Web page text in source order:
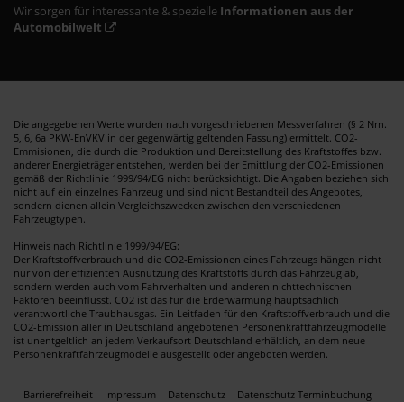
Wir sorgen für interessante & spezielle Informationen aus der
Automobilwelt
Die angegebenen Werte wurden nach vorgeschriebenen Messverfahren (§ 2 Nrn.
5, 6, 6a PKW-EnVKV in der gegenwärtig geltenden Fassung) ermittelt. CO2-
Emmisionen, die durch die Produktion und Bereitstellung des Kraftstoffes bzw.
anderer Energieträger entstehen, werden bei der Emittlung der CO2-Emissionen
gemäß der Richtlinie 1999/94/EG nicht berücksichtigt. Die Angaben beziehen sich
nicht auf ein einzelnes Fahrzeug und sind nicht Bestandteil des Angebotes,
sondern dienen allein Vergleichszwecken zwischen den verschiedenen
Fahrzeugtypen.
Hinweis nach Richtlinie 1999/94/EG:
Der Kraftstoffverbrauch und die CO2-Emissionen eines Fahrzeugs hängen nicht
nur von der effizienten Ausnutzung des Kraftstoffs durch das Fahrzeug ab,
sondern werden auch vom Fahrverhalten und anderen nichttechnischen
Faktoren beeinflusst. CO2 ist das für die Erderwärmung hauptsächlich
verantwortliche Traubhausgas. Ein Leitfaden für den Kraftstoffverbrauch und die
CO2-Emission aller in Deutschland angebotenen Personenkraftfahrzeugmodelle
ist unentgeltlich an jedem Verkaufsort Deutschland erhältlich, an dem neue
Personenkraftfahrzeugmodelle ausgestellt oder angeboten werden.
Barrierefreiheit Impressum Datenschutz
Datenschutz Terminbuchung